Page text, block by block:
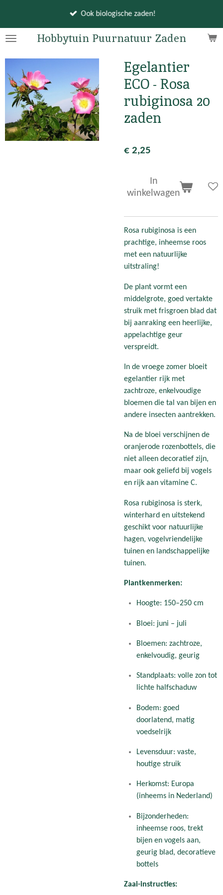
naar
hoofdinhoud
Hobbytuin Puurnatuur Zaden
Ook biologische zaden!
Egelantier
ECO - Rosa
rubiginosa 20
zaden
€ 2,25
In
winkelwagen
Rosa rubiginosa is een
prachtige, inheemse roos
met een natuurlijke
uitstraling!
De plant vormt een
middelgrote, goed vertakte
struik met frisgroen blad dat
bij aanraking een heerlijke,
appelachtige geur
verspreidt.
In de vroege zomer bloeit
egelantier rijk met
zachtroze, enkelvoudige
bloemen die tal van bijen en
andere insecten aantrekken.
Na de bloei verschijnen de
oranjerode rozenbottels, die
niet alleen decoratief zijn,
maar ook geliefd bij vogels
en rijk aan vitamine C.
Rosa rubiginosa is sterk,
winterhard en uitstekend
geschikt voor natuurlijke
hagen, vogelvriendelijke
tuinen en landschappelijke
tuinen.
Plantkenmerken:
Hoogte: 150–250 cm
Bloei: juni – juli
Bloemen: zachtroze,
enkelvoudig, geurig
Standplaats: volle zon tot
lichte halfschaduw
Bodem: goed
doorlatend, matig
voedselrijk
Levensduur: vaste,
houtige struik
Herkomst: Europa
(inheems in Nederland)
Bijzonderheden:
inheemse roos, trekt
bijen en vogels aan,
geurig blad, decoratieve
bottels
Zaai-instructies: